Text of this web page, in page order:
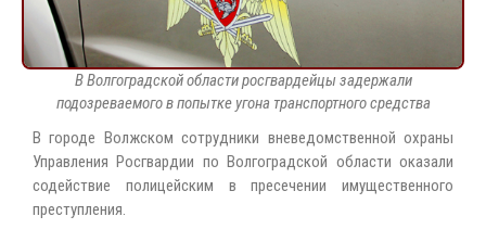
В Волгоградской области росгвардейцы задержали
подозреваемого в попытке угона транспортного средства
В городе Волжском сотрудники вневедомственной охраны
Управления Росгвардии по Волгоградской области оказали
содействие полицейским в пресечении имущественного
преступления.